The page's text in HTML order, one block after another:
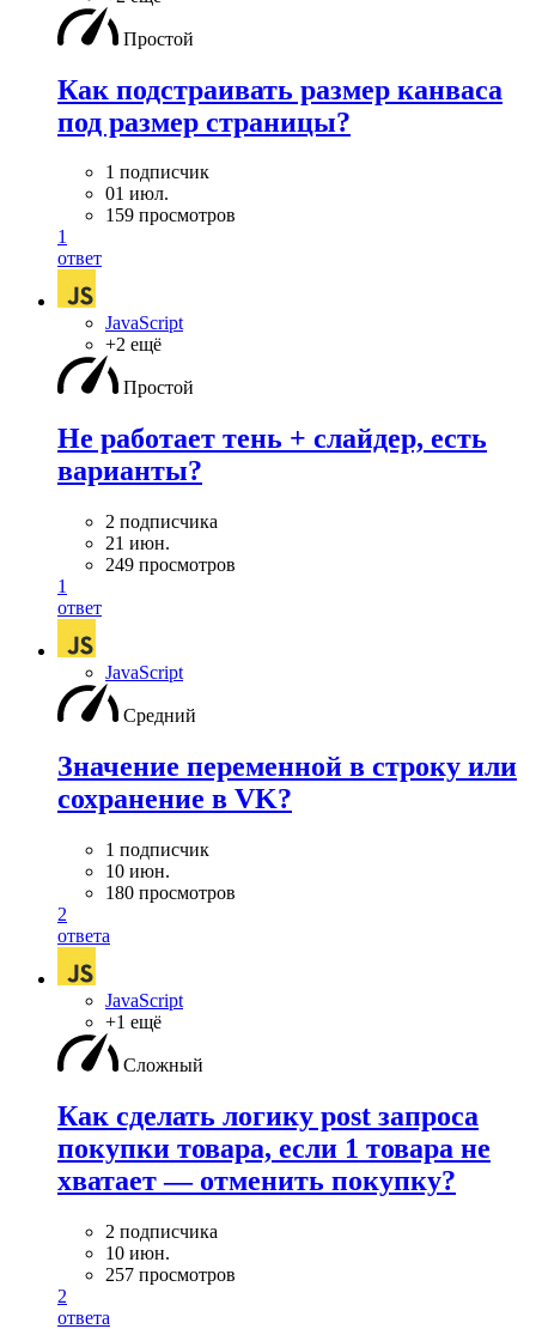
Простой
Как подстраивать размер канваса
под размер страницы?
1 подписчик
01 июл.
159 просмотров
1
ответ
JavaScript
+2 ещё
Простой
Не работает тень + слайдер, есть
варианты?
2 подписчика
21 июн.
249 просмотров
1
ответ
JavaScript
Средний
Значение переменной в строку или
сохранение в VK?
1 подписчик
10 июн.
180 просмотров
2
ответа
JavaScript
+1 ещё
Сложный
Как сделать логику post запроса
покупки товара, если 1 товара не
хватает — отменить покупку?
2 подписчика
10 июн.
257 просмотров
2
ответа